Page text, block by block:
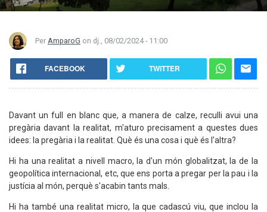
Per AmparoG on dj., 08/02/2024 - 11:00
FACEBOOK TWITTER
Davant un full en blanc que, a manera de calze, reculli avui una
pregària davant la realitat, m'aturo precisament a questes dues
idees: la pregària i la realitat. Què és una cosa i què és l'altra?
Hi ha una realitat a nivell macro, la d'un món globalitzat, la de la
geopolítica internacional, etc, que ens porta a pregar per la pau i la
justícia al món, perquè s'acabin tants mals.
Hi ha també una realitat micro, la que cadascú viu, que inclou la